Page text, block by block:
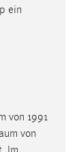
ein
von 1991
von